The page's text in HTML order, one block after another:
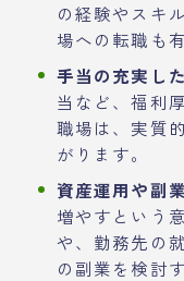
の経験やスキ
場への転職も
手当の充実し
当など、福利
職場は、実質
がります。
資産運用や副
増やすという
や、勤務先の
の副業を検討